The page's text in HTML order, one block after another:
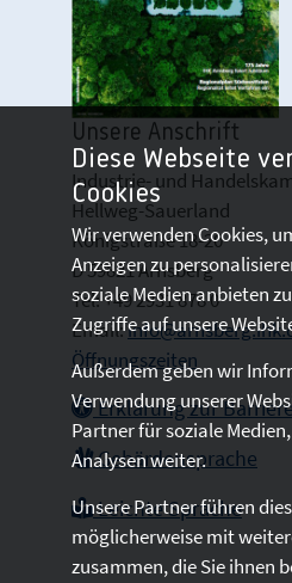
Unsere Anschrift
Industrie- und
Hellweg-Sauerland
Königstraße 18-20
D 59821 Arnsberg
Tel: +49 2931 878 0
Email:
Öffnungszeiten
Erklärung zur
Gebärdensprache
Leichte Sprache
Diese Webseite
Cookies
Wir verwenden Cookies,
Anzeigen zu
soziale Medien anbieten
Zugriffe auf unsere
Außerdem geben wir
Verwendung unserer
Partner für soziale
Analysen weiter.
Unsere Partner führen
möglicherweise mit
zusammen, die Sie ihnen